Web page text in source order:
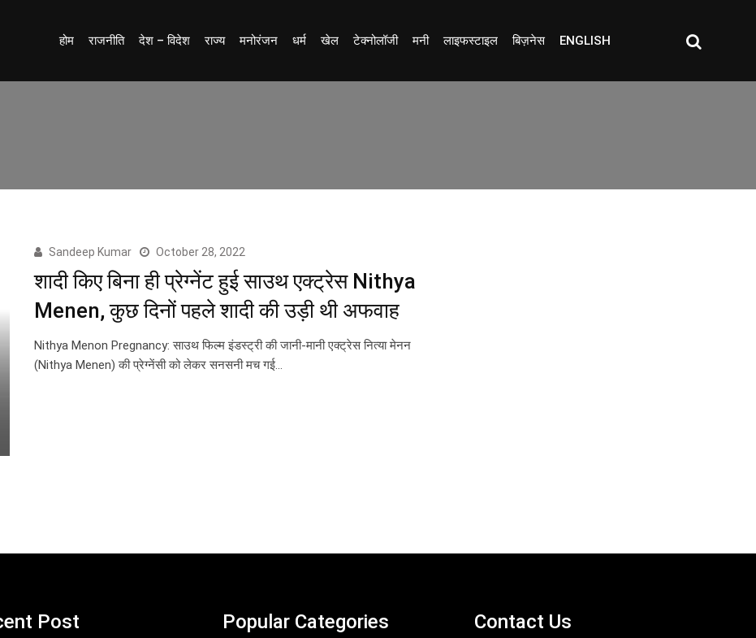
होम राजनीति देश – विदेश राज्य मनोरंजन धर्म खेल टेक्नोलॉजी मनी लाइफस्टाइल बिज़नेस ENGLISH
Sandeep Kumar October 28, 2022
शादी किए बिना ही प्रेग्नेंट हुई साउथ एक्ट्रेस Nithya
Menen, कुछ दिनों पहले शादी की उड़ी थी अफवाह
Nithya Menon Pregnancy: साउथ फिल्म इंडस्ट्री की जानी-मानी एक्ट्रेस नित्या मेनन
(Nithya Menen) की प्रेग्नेंसी को लेकर सनसनी मच गई…
Post Popular Categories Contact Us